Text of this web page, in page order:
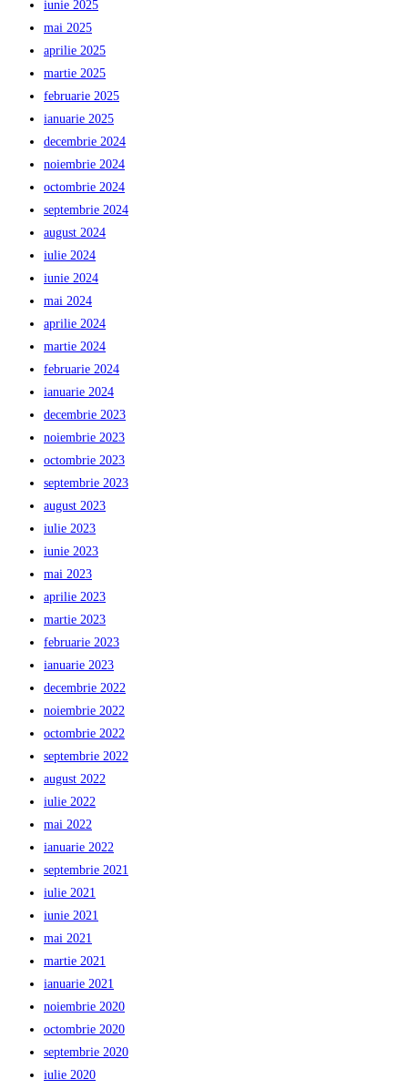
iunie 2025
mai 2025
aprilie 2025
martie 2025
februarie 2025
ianuarie 2025
decembrie 2024
noiembrie 2024
octombrie 2024
septembrie 2024
august 2024
iulie 2024
iunie 2024
mai 2024
aprilie 2024
martie 2024
februarie 2024
ianuarie 2024
decembrie 2023
noiembrie 2023
octombrie 2023
septembrie 2023
august 2023
iulie 2023
iunie 2023
mai 2023
aprilie 2023
martie 2023
februarie 2023
ianuarie 2023
decembrie 2022
noiembrie 2022
octombrie 2022
septembrie 2022
august 2022
iulie 2022
mai 2022
ianuarie 2022
septembrie 2021
iulie 2021
iunie 2021
mai 2021
martie 2021
ianuarie 2021
noiembrie 2020
octombrie 2020
septembrie 2020
iulie 2020